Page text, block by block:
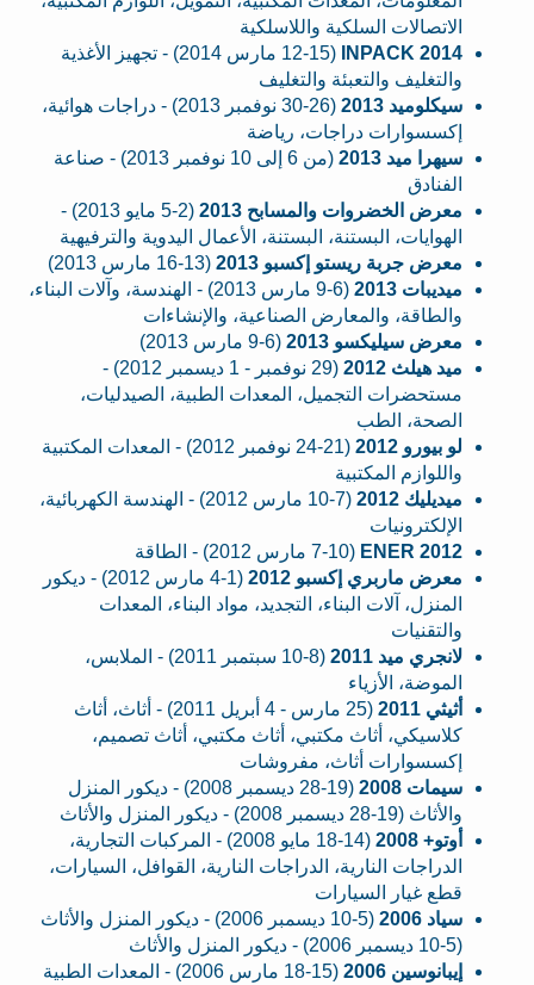
الاتصالات السلكية واللاسلكية
INPACK 2014
(12-15 مارس 2014) - تجهيز الأغذية
والتغليف والتعبئة والتغليف
سيكلوميد 2013
(26-30 نوفمبر 2013) - دراجات هوائية،
إكسسوارات دراجات، رياضة
سيهرا ميد 2013
(من 6 إلى 10 نوفمبر 2013) - صناعة
الفنادق
معرض الخضروات والمسابح 2013
(2-5 مايو 2013) -
الهوايات، البستنة، البستنة، الأعمال اليدوية والترفيهية
معرض جربة ريستو إكسبو 2013
(13-16 مارس 2013)
ميديبات 2013
(6-9 مارس 2013) - الهندسة، وآلات البناء،
والطاقة، والمعارض الصناعية، والإنشاءات
معرض سيليكسو 2013
(6-9 مارس 2013)
ميد هيلث 2012
(29 نوفمبر - 1 ديسمبر 2012) -
مستحضرات التجميل، المعدات الطبية، الصيدليات،
الصحة، الطب
لو بيورو 2012
(21-24 نوفمبر 2012) - المعدات المكتبية
واللوازم المكتبية
ميديليك 2012
(7-10 مارس 2012) - الهندسة الكهربائية،
الإلكترونيات
ENER 2012 (7-10 مارس 2012) - الطاقة
معرض ماربري إكسبو 2012
(1-4 مارس 2012) - ديكور
المنزل، آلات البناء، التجديد، مواد البناء، المعدات
والتقنيات
لانجري ميد 2011
(8-10 سبتمبر 2011) - الملابس،
الموضة، الأزياء
أثيثي 2011
(25 مارس - 4 أبريل 2011) - أثاث، أثاث
كلاسيكي، أثاث مكتبي، أثاث مكتبي، أثاث تصميم،
إكسسوارات أثاث، مفروشات
سيمات 2008
(19-28 ديسمبر 2008) - ديكور المنزل
والأثاث (19-28 ديسمبر 2008) - ديكور المنزل والأثاث
أوتو+ 2008
(14-18 مايو 2008) - المركبات التجارية،
الدراجات النارية، الدراجات النارية، القوافل، السيارات،
قطع غيار السيارات
سياد 2006
(5-10 ديسمبر 2006) - ديكور المنزل والأثاث
(5-10 ديسمبر 2006) - ديكور المنزل والأثاث
إيبانوسين 2006
(15-18 مارس 2006) - المعدات الطبية